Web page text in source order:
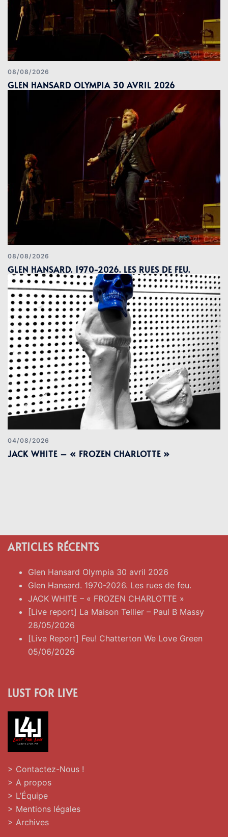
08/08/2026
GLEN HANSARD OLYMPIA 30 AVRIL 2026
08/08/2026
GLEN HANSARD. 1970-2026. LES RUES DE FEU.
04/08/2026
JACK WHITE – « FROZEN CHARLOTTE »
ARTICLES RÉCENTS
Glen Hansard Olympia 30 avril 2026
Glen Hansard. 1970-2026. Les rues de feu.
JACK WHITE – « FROZEN CHARLOTTE »
[Live report] La Maison Tellier – Paul B Massy
28/05/2026
[Live Report] Feu! Chatterton We Love Green
05/06/2026
LUST FOR LIVE
> Contactez-Nous !
> A propos
> L’Équipe
> Mentions légales
> Archives